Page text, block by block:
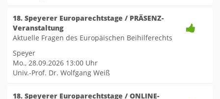
18. Speyerer Europarechtstage / PRÄSENZ-
Veranstaltung
Aktuelle Fragen des Europäischen Beihilferechts
Speyer
Mo., 28.09.2026 13:00 Uhr
Univ.-Prof. Dr. Wolfgang Weiß
18. Speyerer Europarechtstage / ONLINE-